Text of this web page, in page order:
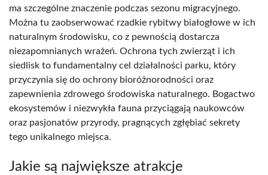
ma szczególne znaczenie podczas sezonu migracyjnego.
Można tu zaobserwować rzadkie rybitwy białogłowe w ich
naturalnym środowisku, co z pewnością dostarcza
niezapomnianych wrażeń. Ochrona tych zwierząt i ich
siedlisk to fundamentalny cel działalności parku, który
przyczynia się do ochrony bioróżnorodności oraz
zapewnienia zdrowego środowiska naturalnego. Bogactwo
ekosystemów i niezwykła fauna przyciągają naukowców
oraz pasjonatów przyrody, pragnących zgłębiać sekrety
tego unikalnego miejsca.
Jakie są największe atrakcje